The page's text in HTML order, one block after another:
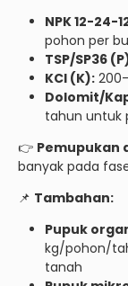
NPK 12-24-
pohon per
TSP/SP36
KCl (K):
Dolomit/
tahun untuk
👉 Pemupukan
banyak pada
📌 Tambahan:
Pupuk
kg/pohon/
tanah